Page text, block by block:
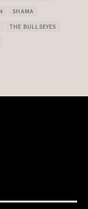
SHAMA
THE BULLSEYES